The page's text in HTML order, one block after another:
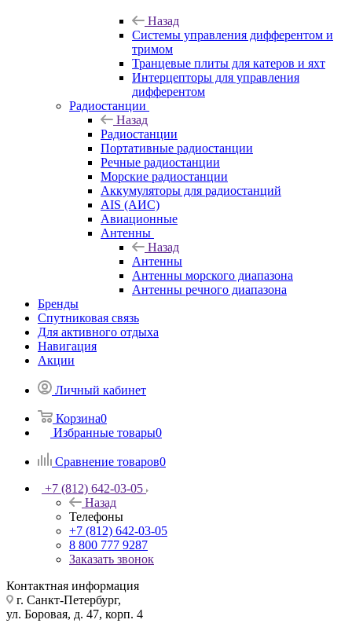
Назад
Системы управления дифферентом и
тримом
Транцевые плиты для катеров и яхт
Интерцепторы для управления
дифферентом
Радиостанции
Назад
Радиостанции
Портативные радиостанции
Речные радиостанции
Морские радиостанции
Аккумуляторы для радиостанций
AIS (АИС)
Авиационные
Антенны
Назад
Антенны
Антенны морского диапазона
Антенны речного диапазона
Бренды
Спутниковая связь
Для активного отдыха
Навигация
Акции
Личный кабинет
Корзина0
Избранные товары0
Сравнение товаров0
+7 (812) 642-03-05
Назад
Телефоны
+7 (812) 642-03-05
8 800 777 9287
Заказать звонок
Контактная информация
г. Санкт-Петербург,
ул. Боровая, д. 47, корп. 4